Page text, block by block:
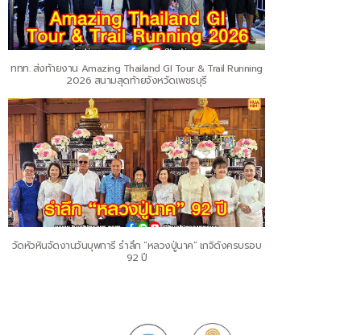
ททท. ส่งท้ายงาน Amazing Thailand GI Tour & Trail Running
2026 สนามสุดท้ายจังหวัดเพชรบุรี
วัดหัวหินจัดงานวันบุพการี รำลึก “หลวงปู่นาค” เกจิดังครบรอบ
92 ปี